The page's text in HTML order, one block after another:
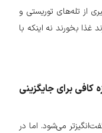
از تله‌های توریستی و
بخورند نه اینکه با
کافی برای جایگزینی
می‌شود. اما در